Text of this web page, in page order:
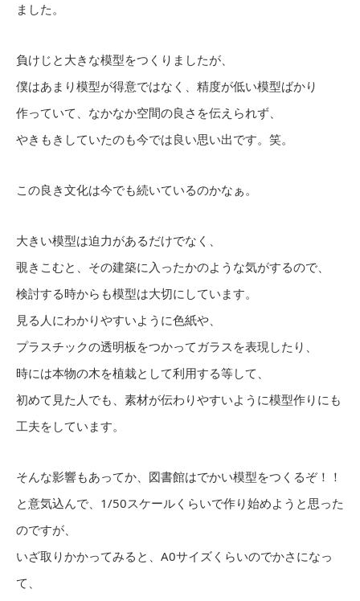
ました。
負けじと大きな模型をつくりましたが、
僕はあまり模型が得意ではなく、精度が低い模型ばかり
作っていて、なかなか空間の良さを伝えられず、
やきもきしていたのも今では良い思い出です。笑。
この良き文化は今でも続いているのかなぁ。
大きい模型は迫力があるだけでなく、
覗きこむと、その建築に入ったかのような気がするので、
検討する時からも模型は大切にしています。
見る人にわかりやすいように色紙や、
プラスチックの透明板をつかってガラスを表現したり、
時には本物の木を植栽として利用する等して、
初めて見た人でも、素材が伝わりやすいように模型作りにも
工夫をしています。
そんな影響もあってか、図書館はでかい模型をつくるぞ！！
と意気込んで、1/50スケールくらいで作り始めようと思った
のですが、
いざ取りかかってみると、A0サイズくらいのでかさになっ
て、